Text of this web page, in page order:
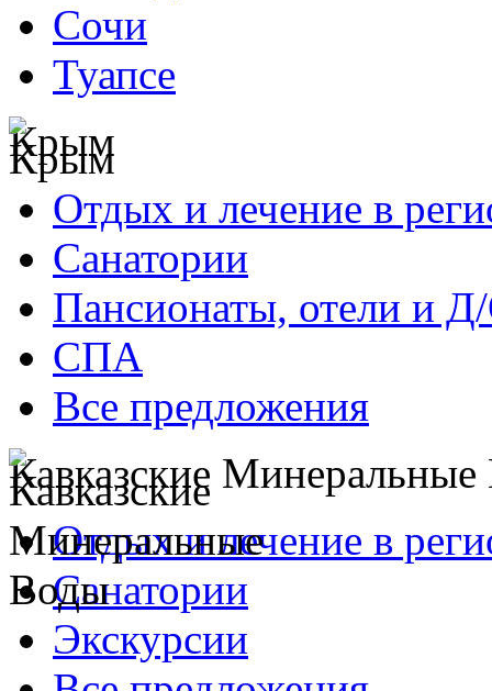
Сочи
Туапсе
Крым
Отдых и лечение в
Санатории
Пансионаты, отели и
СПА
Все предложения
Кавказские
Отдых и лечение в
Санатории
Экскурсии